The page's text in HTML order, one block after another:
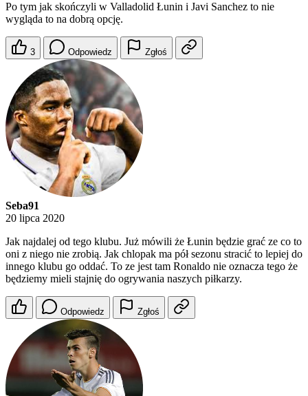
Po tym jak skończyli w Valladolid Łunin i Javi Sanchez to nie
wygląda to na dobrą opcję.
3 Odpowiedz Zgłoś
Seba91
20 lipca 2020
Jak najdalej od tego klubu. Już mówili że Łunin będzie grać ze co to
oni z niego nie zrobią. Jak chlopak ma pół sezonu stracić to lepiej do
innego klubu go oddać. To ze jest tam Ronaldo nie oznacza tego że
będziemy mieli stajnię do ogrywania naszych piłkarzy.
Odpowiedz Zgłoś